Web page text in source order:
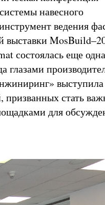
навесного
ведения
выставки
состоялась еще одна
глазами
выступила
призванных стать
для